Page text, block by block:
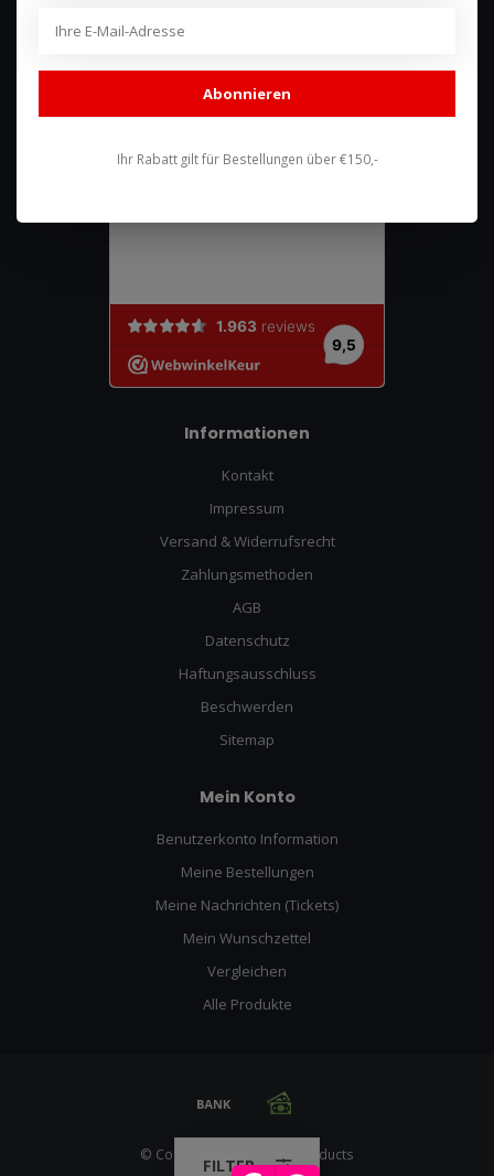
Bewertungen
Informationen
Kontakt
Impressum
Versand & Widerrufsrecht
Zahlungsmethoden
AGB
Datenschutz
Haftungsausschluss
Beschwerden
Sitemap
Mein Konto
Benutzerkonto Information
Meine Bestellungen
Meine Nachrichten (Tickets)
Mein Wunschzettel
Vergleichen
Alle Produkte
© Copyright 2026 Racing Products
FILTER
Abonnieren
Ihr Rabatt gilt für Bestellungen über €150,-